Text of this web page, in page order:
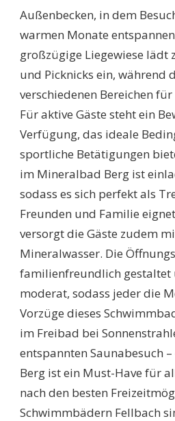
Außenbecken, in dem
warmen Monate
großzügige Liegewiese lädt
und Picknicks ein, während
verschiedenen Bereichen
Für aktive Gäste steht ein
Verfügung, das ideale
sportliche Betätigungen
im Mineralbad Berg ist
sodass es sich perfekt als
Freunden und Familie
versorgt die Gäste zudem
Mineralwasser. Die
familienfreundlich gestaltet
moderat, sodass jeder die
Vorzüge dieses
im Freibad bei
entspannten Saunabesuch
Berg ist ein Must-Have für
nach den besten
Schwimmbädern Fellbach